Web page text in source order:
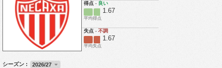
得点 - 良い
1.67
平均得点
失点 - 不調
1.67
平均失点
シーズン : 2026/27